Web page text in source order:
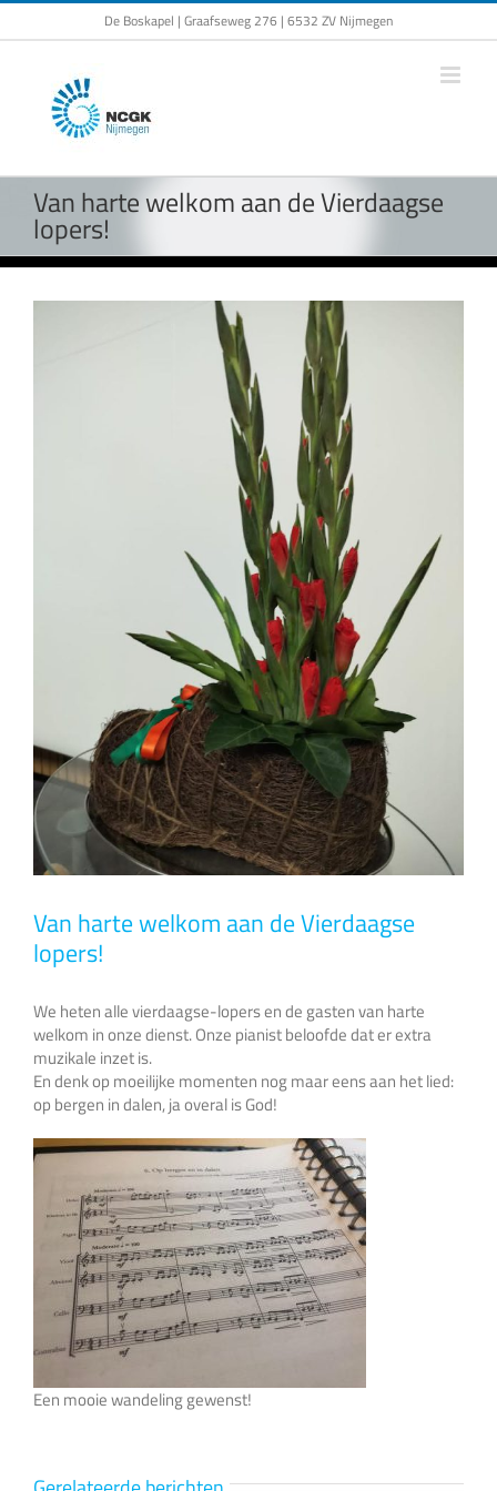
Ga
naar
De Boskapel | Graafseweg 276 | 6532 ZV Nijmegen
Van harte welkom aan de Vierdaagse
lopers!
Van harte welkom aan de Vierdaagse
lopers!
We heten alle vierdaagse-lopers en de gasten van harte
welkom in onze dienst. Onze pianist beloofde dat er extra
muzikale inzet is.
En denk op moeilijke momenten nog maar eens aan het lied:
op bergen in dalen, ja overal is God!
Een mooie wandeling gewenst!